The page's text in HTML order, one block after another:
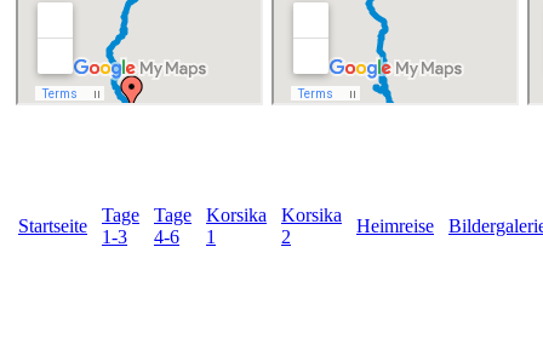
Startseite
Tage
1-3
Tage
4-6
Korsika
1
Korsika
2
Heimreise